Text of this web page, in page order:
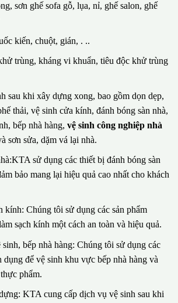
sơn ghế sofa gỗ, lụa, nỉ, ghế salon, ghế
kiến, chuột, gián, . ..
trùng, kháng vi khuẩn, tiêu độc khử trùng
sau khi xây dựng xong, bao gồm dọn dẹp,
thải, vệ sinh cửa kính, đánh bóng sàn nhà,
bếp nhà hàng, vệ sinh công nghiệp nhà
sơn sửa, dặm vá lại nhà.
sử dụng các thiết bị đánh bóng sàn
bảo mang lại hiệu quả cao nhất cho khách
kính: Chúng tôi sử dụng các sản phẩm
sạch kính một cách an toàn và hiệu quả.
bếp nhà hàng: Chúng tôi sử dụng các
dụng để vệ sinh khu vực bếp nhà hàng và
phẩm.
KTA cung cấp dịch vụ vệ sinh sau khi